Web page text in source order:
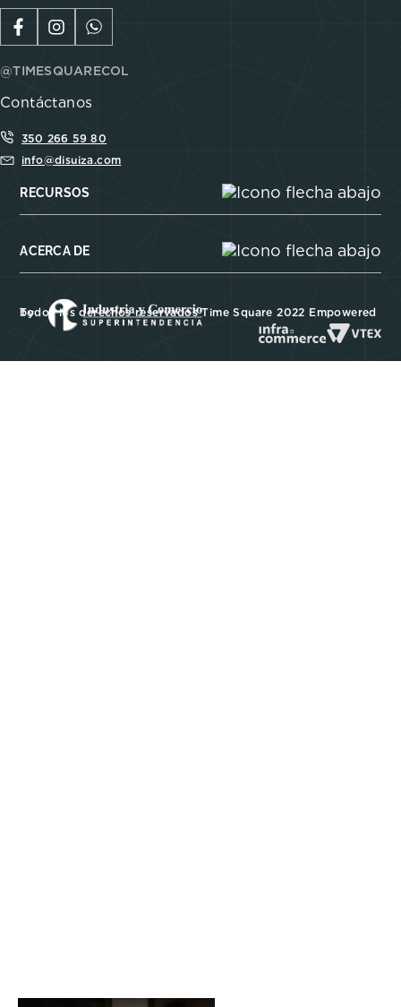
@TIMESQUARECOL
Contáctanos
350 266 59 80
info@disuiza.com
RECURSOS
ACERCA DE
Todos los derechos reservados Time Square 2022 Empowered by